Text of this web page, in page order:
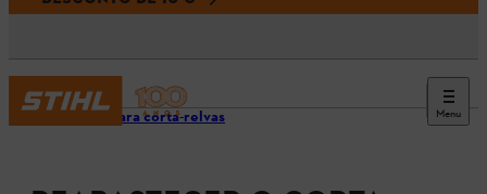
Menu
Dicas para corta-relvas